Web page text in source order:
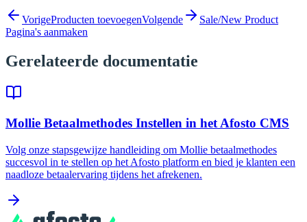
VorigeProducten toevoegenVolgende
Sale/New Product
Pagina's aanmaken
Gerelateerde documentatie
Mollie Betaalmethodes Instellen in het Afosto CMS
Volg onze stapsgewijze handleiding om Mollie betaalmethodes
succesvol in te stellen op het Afosto platform en bied je klanten een
naadloze betaalervaring tijdens het afrekenen.